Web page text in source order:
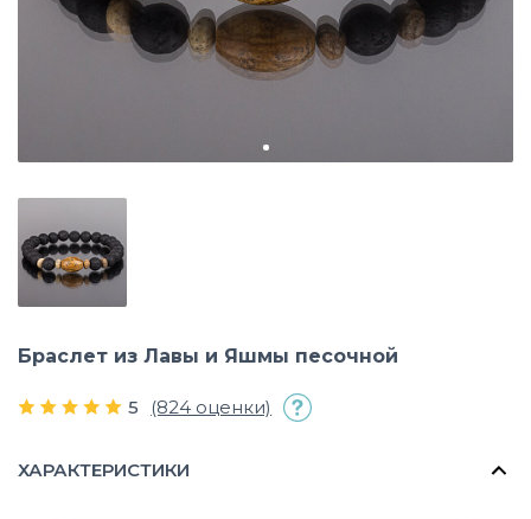
Браслет из Лавы и Яшмы песочной
5 (824 оценки)
ХАРАКТЕРИСТИКИ